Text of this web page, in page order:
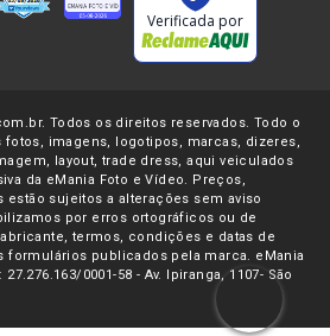
Verificada por
Todos os direitos reservados. Todo o
fotos, imagens, logotipos, marcas, dizeres,
layout, trade dress, aqui veiculados
da eMania Foto e Vídeo. Preços,
sujeitos a alterações sem aviso
por erros ortográficos ou de
termos, condições e datas de
formulários publicados pela marca. eMania
27.276.163/0001-58 - Av. Ipiranga, 1107- São